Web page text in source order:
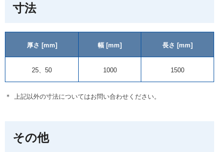
寸法
厚さ [mm] 幅 [mm] 長さ [mm]
25、50 1000 1500
＊ 上記以外の寸法についてはお問い合わせください。
その他